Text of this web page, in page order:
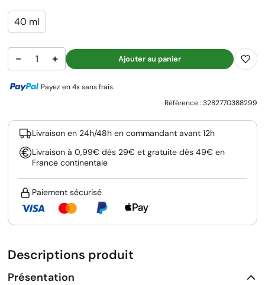
40 ml
− + Ajouter au panier
Payez en 4x sans frais.
Référence :3282770388299
Livraison en 24h/48h en commandant avant 12h
Livraison à 0,99€ dès 29€ et gratuite dès 49€ en
France continentale
Paiement sécurisé
Descriptions produit
Présentation